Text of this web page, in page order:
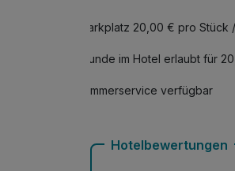
Therapien und
Parkplatz 20,00 € pro Stück
Hunde im Hotel erlaubt für
Zimmerservice verfügbar
Hotelbewertungen